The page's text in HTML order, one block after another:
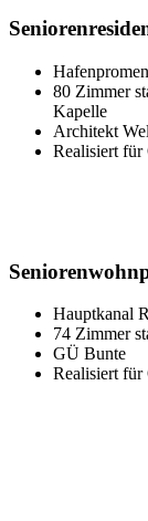
80 Zimmer
Kapelle
Architekt
Realisiert für
Hauptkanal
74 Zimmer
GÜ Bunte
Realisiert